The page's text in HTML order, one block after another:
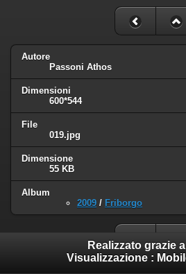
Autore
Passoni Athos
Dimensioni
600*544
File
019.jpg
Dimensione
55 KB
Album
2009 / Friborgo
Realizzato grazie a
Visualizzazione :